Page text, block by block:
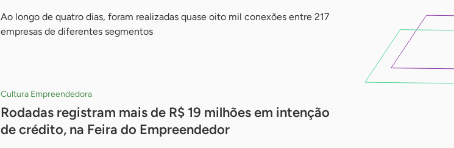
Ao longo de quatro dias, foram realizadas quase oito mil conexões entre 217
empresas de diferentes segmentos
Cultura Empreendedora
Rodadas registram mais de R$ 19 milhões em intenção
de crédito, na Feira do Empreendedor